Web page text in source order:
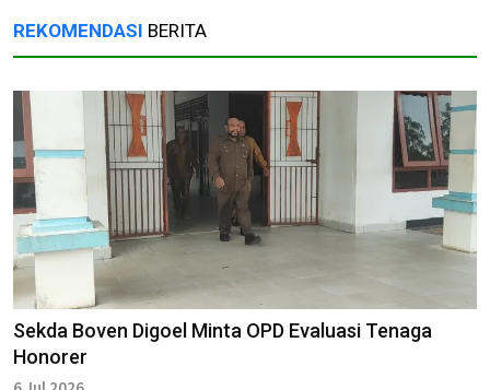
REKOMENDASI BERITA
Sekda Boven Digoel Minta OPD Evaluasi Tenaga
Honorer